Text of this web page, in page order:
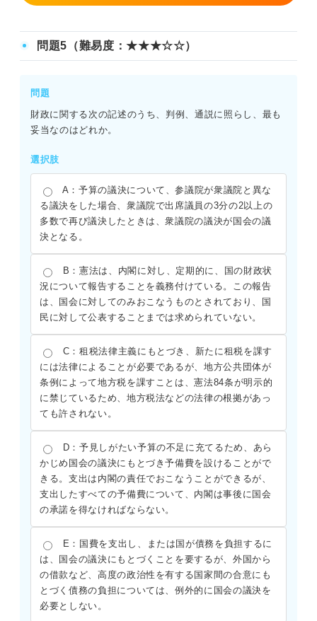
問題5（難易度：★★★☆☆）
問題
財政に関する次の記述のうち、判例、通説に照らし、最も
妥当なのはどれか。
選択肢
A：予算の議決について、参議院が衆議院と異な
る議決をした場合、衆議院で出席議員の3分の2以上の
多数で再び議決したときは、衆議院の議決が国会の議
決となる。
B：憲法は、内閣に対し、定期的に、国の財政状
況について報告することを義務付けている。この報告
は、国会に対してのみおこなうものとされており、国
民に対して公表することまでは求められていない。
C：租税法律主義にもとづき、新たに租税を課す
には法律によることが必要であるが、地方公共団体が
条例によって地方税を課すことは、憲法84条が明示的
に禁じているため、地方税法などの法律の根拠があっ
ても許されない。
D：予見しがたい予算の不足に充てるため、あら
かじめ国会の議決にもとづき予備費を設けることがで
きる。支出は内閣の責任でおこなうことができるが、
支出したすべての予備費について、内閣は事後に国会
の承諾を得なければならない。
E：国費を支出し、または国が債務を負担するに
は、国会の議決にもとづくことを要するが、外国から
の借款など、高度の政治性を有する国家間の合意にも
とづく債務の負担については、例外的に国会の議決を
必要としない。